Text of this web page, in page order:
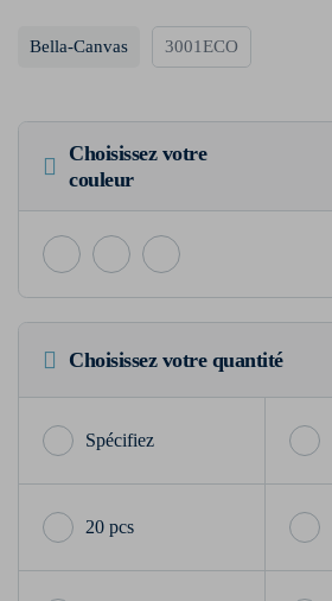
Bella-Canvas 3001ECO
Choisissez votre
couleur
Choisissez votre quantité
20 pcs